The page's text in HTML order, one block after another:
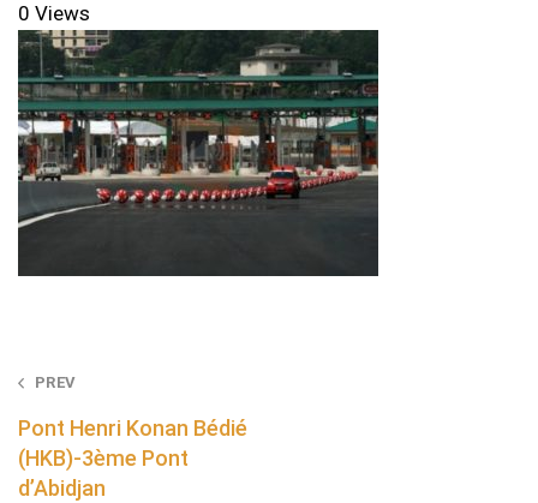
0 Views
Post
navigation
PREV
Pont Henri Konan Bédié
(HKB)-3ème Pont
d’Abidjan